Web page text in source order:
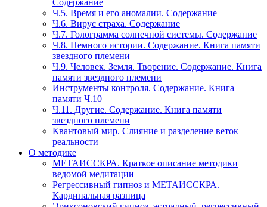
Содержание
Ч.5. Время и его аномалии. Содержание
Ч.6. Вирус страха. Содержание
Ч.7. Голограмма солнечной системы. Содержание
Ч.8. Немного истории. Содержание. Книга памяти
звездного племени
Ч.9. Человек. Земля. Творение. Содержание. Книга
памяти звездного племени
Инструменты контроля. Содержание. Книга
памяти Ч.10
Ч.11. Другие. Содержание. Книга памяти
звездного племени
Квантовый мир. Слияние и разделение веток
реальности
О методике
МЕТАИССКРА. Краткое описание методики
ведомой медитации
Регрессивный гипноз и МЕТАИССКРА.
Кардинальная разница